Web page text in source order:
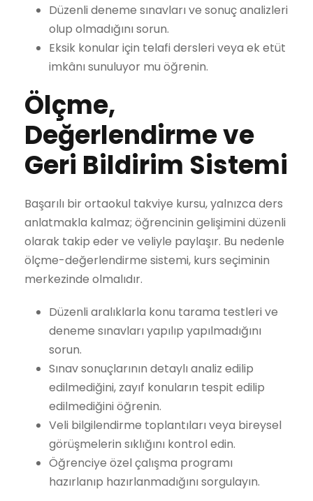
Düzenli deneme sınavları ve sonuç analizleri
olup olmadığını sorun.
Eksik konular için telafi dersleri veya ek etüt
imkânı sunuluyor mu öğrenin.
Ölçme,
Değerlendirme ve
Geri Bildirim Sistemi
Başarılı bir ortaokul takviye kursu, yalnızca ders
anlatmakla kalmaz; öğrencinin gelişimini düzenli
olarak takip eder ve veliyle paylaşır. Bu nedenle
ölçme-değerlendirme sistemi, kurs seçiminin
merkezinde olmalıdır.
Düzenli aralıklarla konu tarama testleri ve
deneme sınavları yapılıp yapılmadığını
sorun.
Sınav sonuçlarının detaylı analiz edilip
edilmediğini, zayıf konuların tespit edilip
edilmediğini öğrenin.
Veli bilgilendirme toplantıları veya bireysel
görüşmelerin sıklığını kontrol edin.
Öğrenciye özel çalışma programı
hazırlanıp hazırlanmadığını sorgulayın.